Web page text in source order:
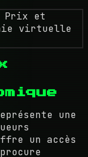
une
un accès